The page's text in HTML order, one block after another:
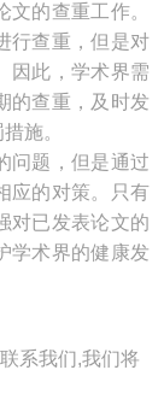
的查重工作。
行查重，但是对
因此，学术界需
的查重，及时发
施。
问题，但是通过
应的对策。只有
对已发表论文的
学术界的健康发
系我们,我们将